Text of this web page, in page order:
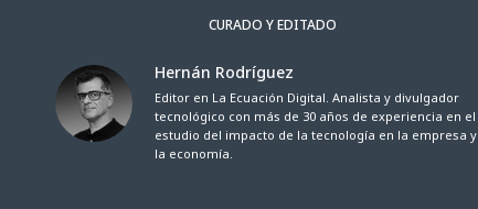
CURADO Y EDITADO
Hernán Rodríguez
Editor en La Ecuación Digital. Analista y divulgador
tecnológico con más de 30 años de experiencia en el
estudio del impacto de la tecnología en la empresa y
la economía.